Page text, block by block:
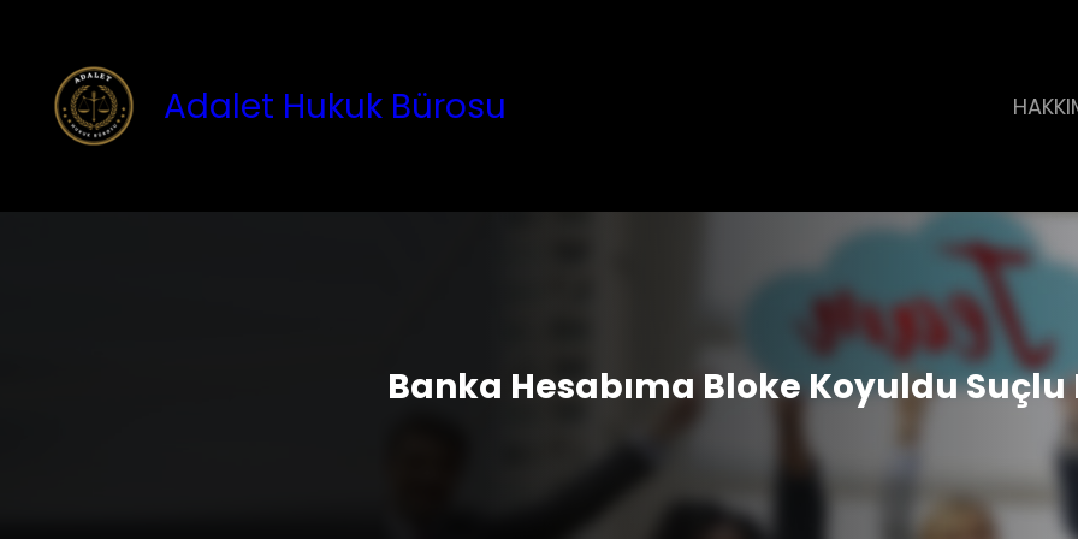
Adalet Hukuk Bürosu
Banka Hesabıma Bloke Koyuldu